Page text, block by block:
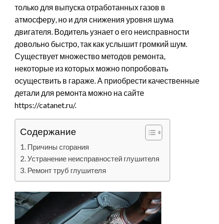
только для выпуска отработанных газов в
атмосферу, но и для снижения уровня шума
двигателя. Водитель узнает о его неисправности
довольно быстро, так как услышит громкий шум.
Существует множество методов ремонта,
некоторые из которых можно попробовать
осуществить в гараже. А приобрести качественные
детали для ремонта можно на сайте
https://catanet.ru/.
Содержание
Причины сгорания
Устранение неисправностей глушителя
Ремонт труб глушителя